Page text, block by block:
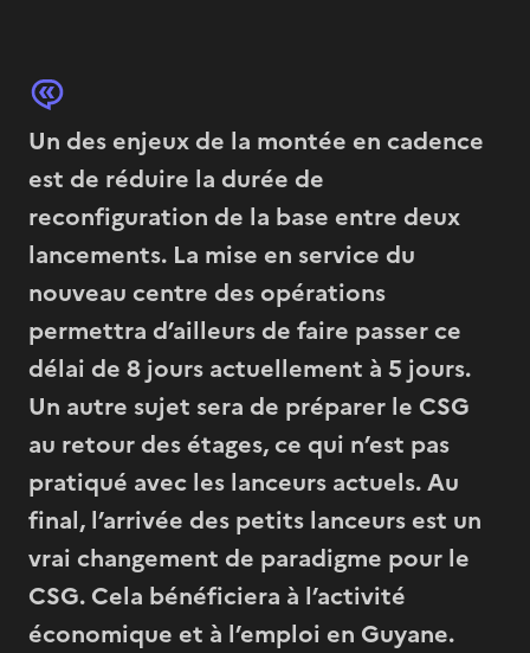
Un des enjeux de la montée en cadence
est de réduire la durée de
reconfiguration de la base entre deux
lancements. La mise en service du
nouveau centre des opérations
permettra d’ailleurs de faire passer ce
délai de 8 jours actuellement à 5 jours.
Un autre sujet sera de préparer le CSG
au retour des étages, ce qui n’est pas
pratiqué avec les lanceurs actuels. Au
final, l’arrivée des petits lanceurs est un
vrai changement de paradigme pour le
CSG. Cela bénéficiera à l’activité
économique et à l’emploi en Guyane.